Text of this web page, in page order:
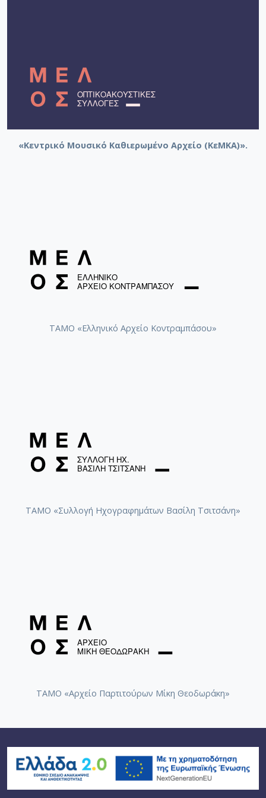
«Κεντρικό Μουσικό Καθιερωμένο Αρχείο (ΚεΜΚΑ)».
ΤΑΜΟ «Ελληνικό Αρχείο Κοντραμπάσου»
ΤΑΜΟ «Συλλογή Ηχογραφημάτων Βασίλη Τσιτσάνη»
ΤΑΜΟ «Αρχείο Παρτιτούρων Μίκη Θεοδωράκη»